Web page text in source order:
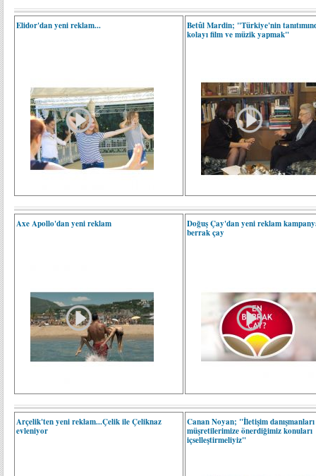
Elidor'dan yeni reklam...
Betûl Mardin; "Türkiye'nin
kolayı film ve müzik yapmak"
Axe Apollo'dan yeni reklam
Doğuş Çay'dan yeni reklam
berrak çay
Arçelik'ten yeni reklam...Çelik ile Çeliknaz
evleniyor
Canan Noyan; "İletişim
müşretilerimize önerdiğimiz konuları
içselleştirmeliyiz"